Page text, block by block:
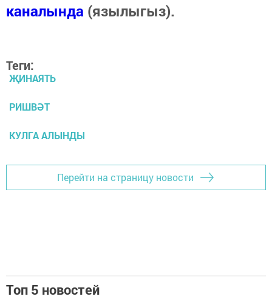
каналында (язылыгыз).
Теги:
ҖИНАЯТЬ
РИШВӘТ
КУЛГА АЛЫНДЫ
Перейти на страницу новости
Топ 5 новостей